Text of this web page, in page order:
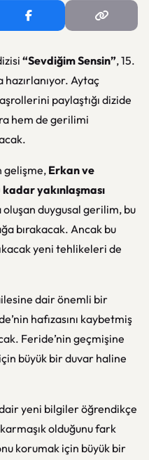
“Sevdiğim Sensin”, 15.
Aytaç
paylaştığı dizide
hem de gerilimi
gelişme, Erkan ve
yakınlaşması
duygusal gerilim, bu
bırakacak. Ancak bu
yeni tehlikeleri de
dair önemli bir
hafızasını kaybetmiş
Feride’nin geçmişine
büyük bir duvar haline
yeni bilgiler öğrendikçe
olduğunu fark
korumak için büyük bir